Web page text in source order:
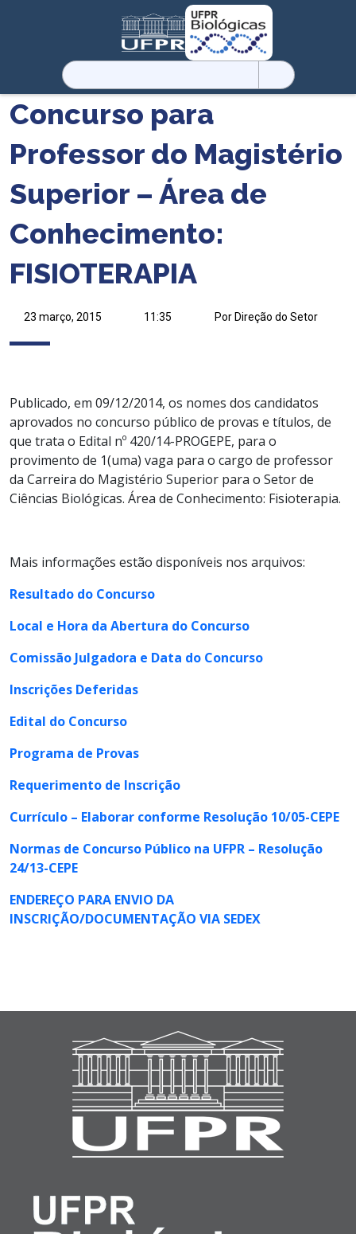
Pesquisar
por:
Concurso para
Professor do Magistério
Superior – Área de
Conhecimento:
FISIOTERAPIA
23 março, 2015 11:35 Por Direção do Setor
Publicado, em 09/12/2014, os nomes dos candidatos
aprovados no concurso público de provas e títulos, de
que trata o Edital nº 420/14-PROGEPE, para o
provimento de 1(uma) vaga para o cargo de professor
da Carreira do Magistério Superior para o Setor de
Ciências Biológicas. Área de Conhecimento: Fisioterapia.
Mais informações estão disponíveis nos arquivos:
Resultado do Concurso
Local e Hora da Abertura do Concurso
Comissão Julgadora e Data do Concurso
Inscrições Deferidas
Edital do Concurso
Programa de Provas
Requerimento de Inscrição
Currículo – Elaborar conforme Resolução 10/05-CEPE
Normas de Concurso Público na UFPR – Resolução
24/13-CEPE
ENDEREÇO PARA ENVIO DA
INSCRIÇÃO/DOCUMENTAÇÃO VIA SEDEX